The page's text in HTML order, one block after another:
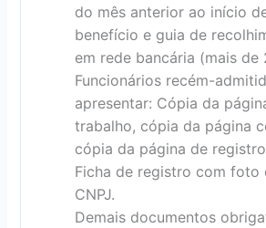
do mês anterior ao início
benefício e guia de
em rede bancária (mais de
Funcionários recém-
apresentar: Cópia da
trabalho, cópia da página
cópia da página de
Ficha de registro com foto
CNPJ.
Demais documentos